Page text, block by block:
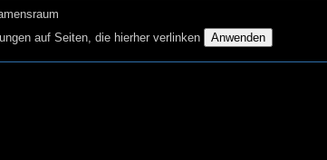
auf Seiten, die hierher verlinken